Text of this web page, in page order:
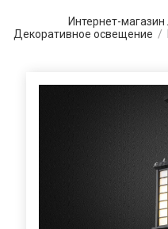
Интернет-магазин
Декоративное освещение /